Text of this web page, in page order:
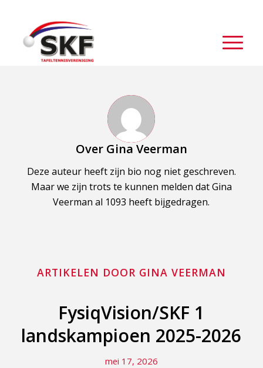
Over Gina Veerman
Deze auteur heeft zijn bio nog niet geschreven.
Maar we zijn trots te kunnen melden datGina
Veerman al 1093 heeft bijgedragen.
ARTIKELEN DOOR GINA VEERMAN
FysiqVision/SKF 1
landskampioen 2025-2026
mei 17, 2026